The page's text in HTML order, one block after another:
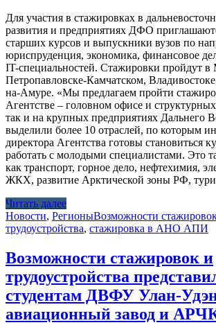
Для участия в стажировках в
развития и предприятиях ДФО
старших курсов и выпускники вузов по
юриспруденция, экономика, финансовое
IT-специальностей. Стажировки пройдут в
Петропавловске-Камчатском,
на-Амуре. «Мы предлагаем пройти
Агентстве – головном офисе и
так и на крупных предприятиях Дальнего
выделили более 10 отраслей, по которым
директора Агентства готовы становиться
работать с молодыми специалистами. Это
как транспорт, горное дело, нефтехимия,
ЖКХ, развитие Арктической зоны РФ,
Читать далее
Новости, РегионыВозможности
трудоустройства, стажировка в АНО АПИ
Возможности стажировок и
трудоустройства
студентам ДВФУ Улан-
авиационный завод и